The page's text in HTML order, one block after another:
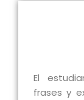
El
frases y